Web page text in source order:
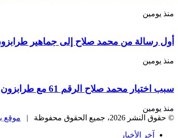
منذ يومين
أول رسالة من محمد صلاح إلى جماهير
منذ يومين
سبب اختيار محمد صلاح الرقم 61 مع طرابزون سبور؟
منذ يومين
© حقوق النشر 2026، جميع الحقوق محفوظة |
موقع
آخر الأخبار